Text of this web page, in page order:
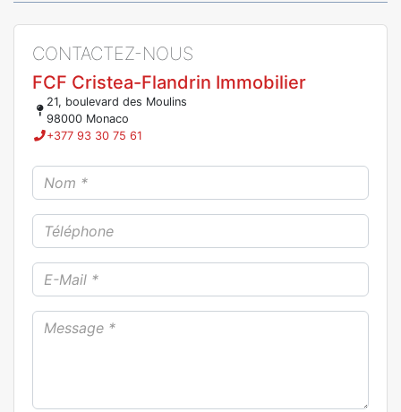
CONTACTEZ-NOUS
FCF Cristea-Flandrin Immobilier
21, boulevard des Moulins
98000 Monaco
+377 93 30 75 61